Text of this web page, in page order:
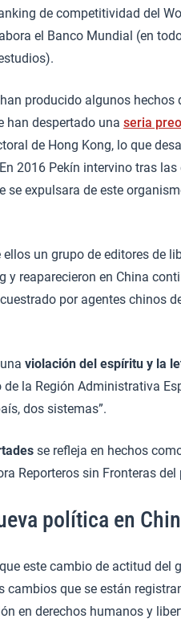
de competitividad del
el Banco Mundial (en
producido algunos hechos
han despertado una seria
de Hong Kong, lo que
2016 Pekín intervino tras
se expulsara de este
ellos un grupo de editores de
y reaparecieron en China
por agentes chinos
violación del espíritu y la
la Región Administrativa
dos sistemas”.
se refleja en hechos
Reporteros sin Fronteras
política en
este cambio de actitud del
cambios que se están
en derechos humanos y